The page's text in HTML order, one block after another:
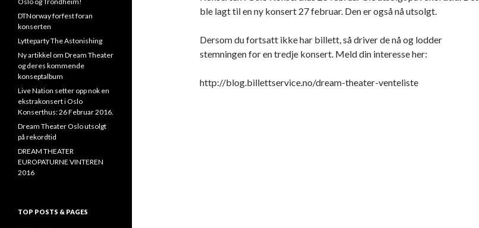
ble lagt til en ny konsert 27 februar. Den er også nå utsolgt.
Dersom du fortsatt ikke har billett, så driver de nå og lodder
stemningen for en tredje konsert. Meld din interesse her:
http://blog.billettservice.no/dream-theater-venteliste
DTNorway forfest foran
konserten
Lytteparty The Astonishing
Ny artikkel om Dream Theater
og deres kommende
konseptalbum
Live Nation setter opp nok en
ekstrakonsert i Oslo
Konserthus: 26 Februar 2016.
Dream Theater Oslo utsolgt
på rekordtid
DREAM THEATER
EUROPATURNE VINTEREN
2016
TOP POSTS & PAGES